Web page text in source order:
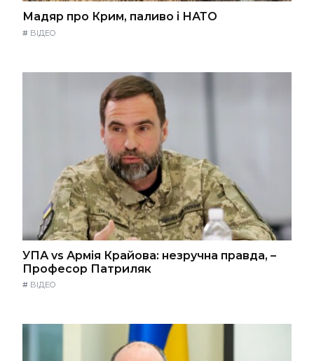
Мадяр про Крим, паливо і НАТО
# ВІДЕО
УПА vs Армія Крайова: незручна правда, –
Професор Патриляк
# ВІДЕО